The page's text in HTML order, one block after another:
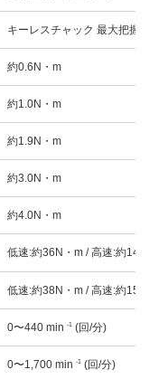
キーレスチャック 最大把握
約0.6N・m
約1.0N・m
約1.9N・m
約3.0N・m
約4.0N・m
低速:約36N・m / 高速:約
低速:約38N・m / 高速:約
0〜440 min -1 (回/分)
0〜1,700 min -1 (回/分)